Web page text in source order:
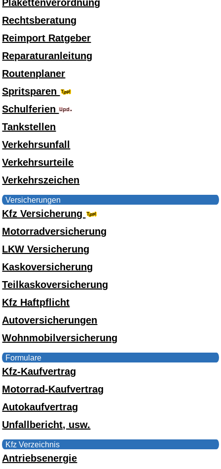
Plakettenverordnung
Rechtsberatung
Reimport Ratgeber
Reparaturanleitung
Routenplaner
Spritsparen
Schulferien
Tankstellen
Verkehrsunfall
Verkehrsurteile
Verkehrszeichen
Versicherungen
Kfz Versicherung
Motorradversicherung
LKW Versicherung
Kaskoversicherung
Teilkaskoversicherung
Kfz Haftpflicht
Autoversicherungen
Wohnmobilversicherung
Formulare
Kfz-Kaufvertrag
Motorrad-Kaufvertrag
Autokaufvertrag
Unfallbericht, usw.
Kfz Verzeichnis
Antriebsenergie